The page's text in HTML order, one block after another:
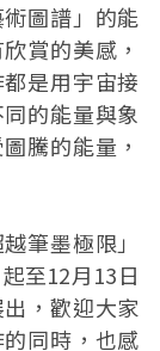
圖譜」的能
賞的美感，
是用宇宙接
的能量與象
騰的能量，
筆墨極限」
至12月13日
，歡迎大家
同時，也感